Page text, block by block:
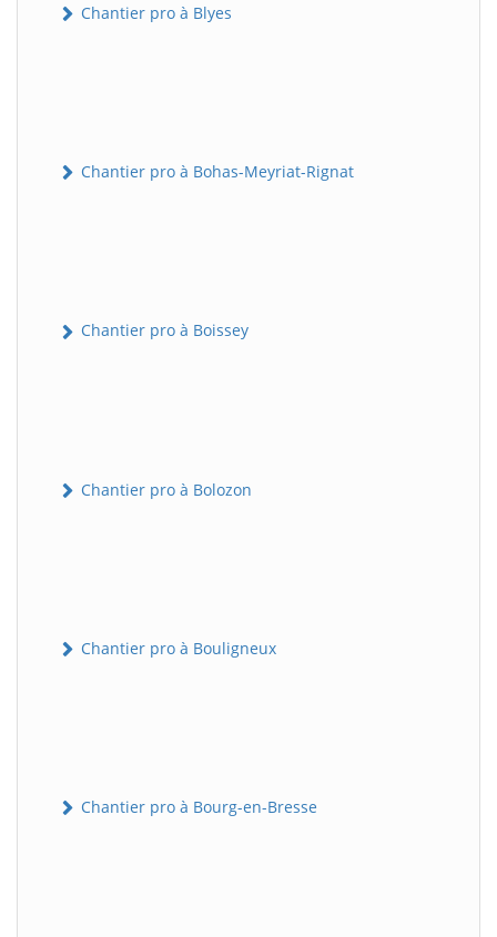
Chantier pro à Blyes
Chantier pro à Bohas-Meyriat-Rignat
Chantier pro à Boissey
Chantier pro à Bolozon
Chantier pro à Bouligneux
Chantier pro à Bourg-en-Bresse